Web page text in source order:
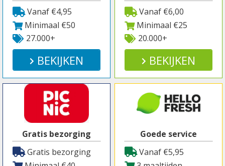
Vanaf €4,95
Minimaal €50
27.000+
BEKIJKEN
Vanaf €6,00
Minimaal €25
20.000+
BEKIJKEN
Gratis bezorging
Gratis bezorging
Goede service
Vanaf €5,95